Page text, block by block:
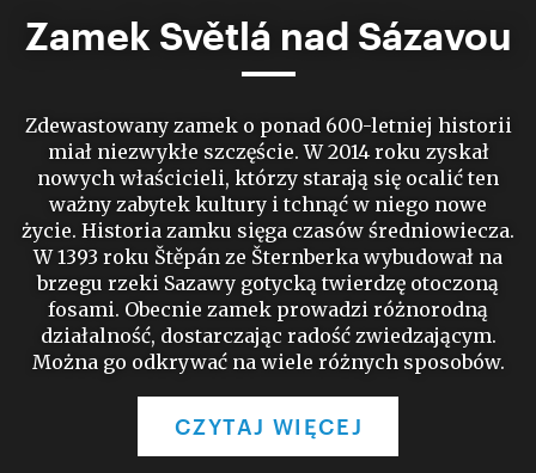
Zamek Světlá nad Sázavou
Zdewastowany zamek o ponad 600-letniej historii
miał niezwykłe szczęście. W 2014 roku zyskał
nowych właścicieli, którzy starają się ocalić ten
ważny zabytek kultury i tchnąć w niego nowe
życie. Historia zamku sięga czasów średniowiecza.
W 1393 roku Štěpán ze Šternberka wybudował na
brzegu rzeki Sazawy gotycką twierdzę otoczoną
fosami. Obecnie zamek prowadzi różnorodną
działalność, dostarczając radość zwiedzającym.
Można go odkrywać na wiele różnych sposobów.
CZYTAJ WIĘCEJ